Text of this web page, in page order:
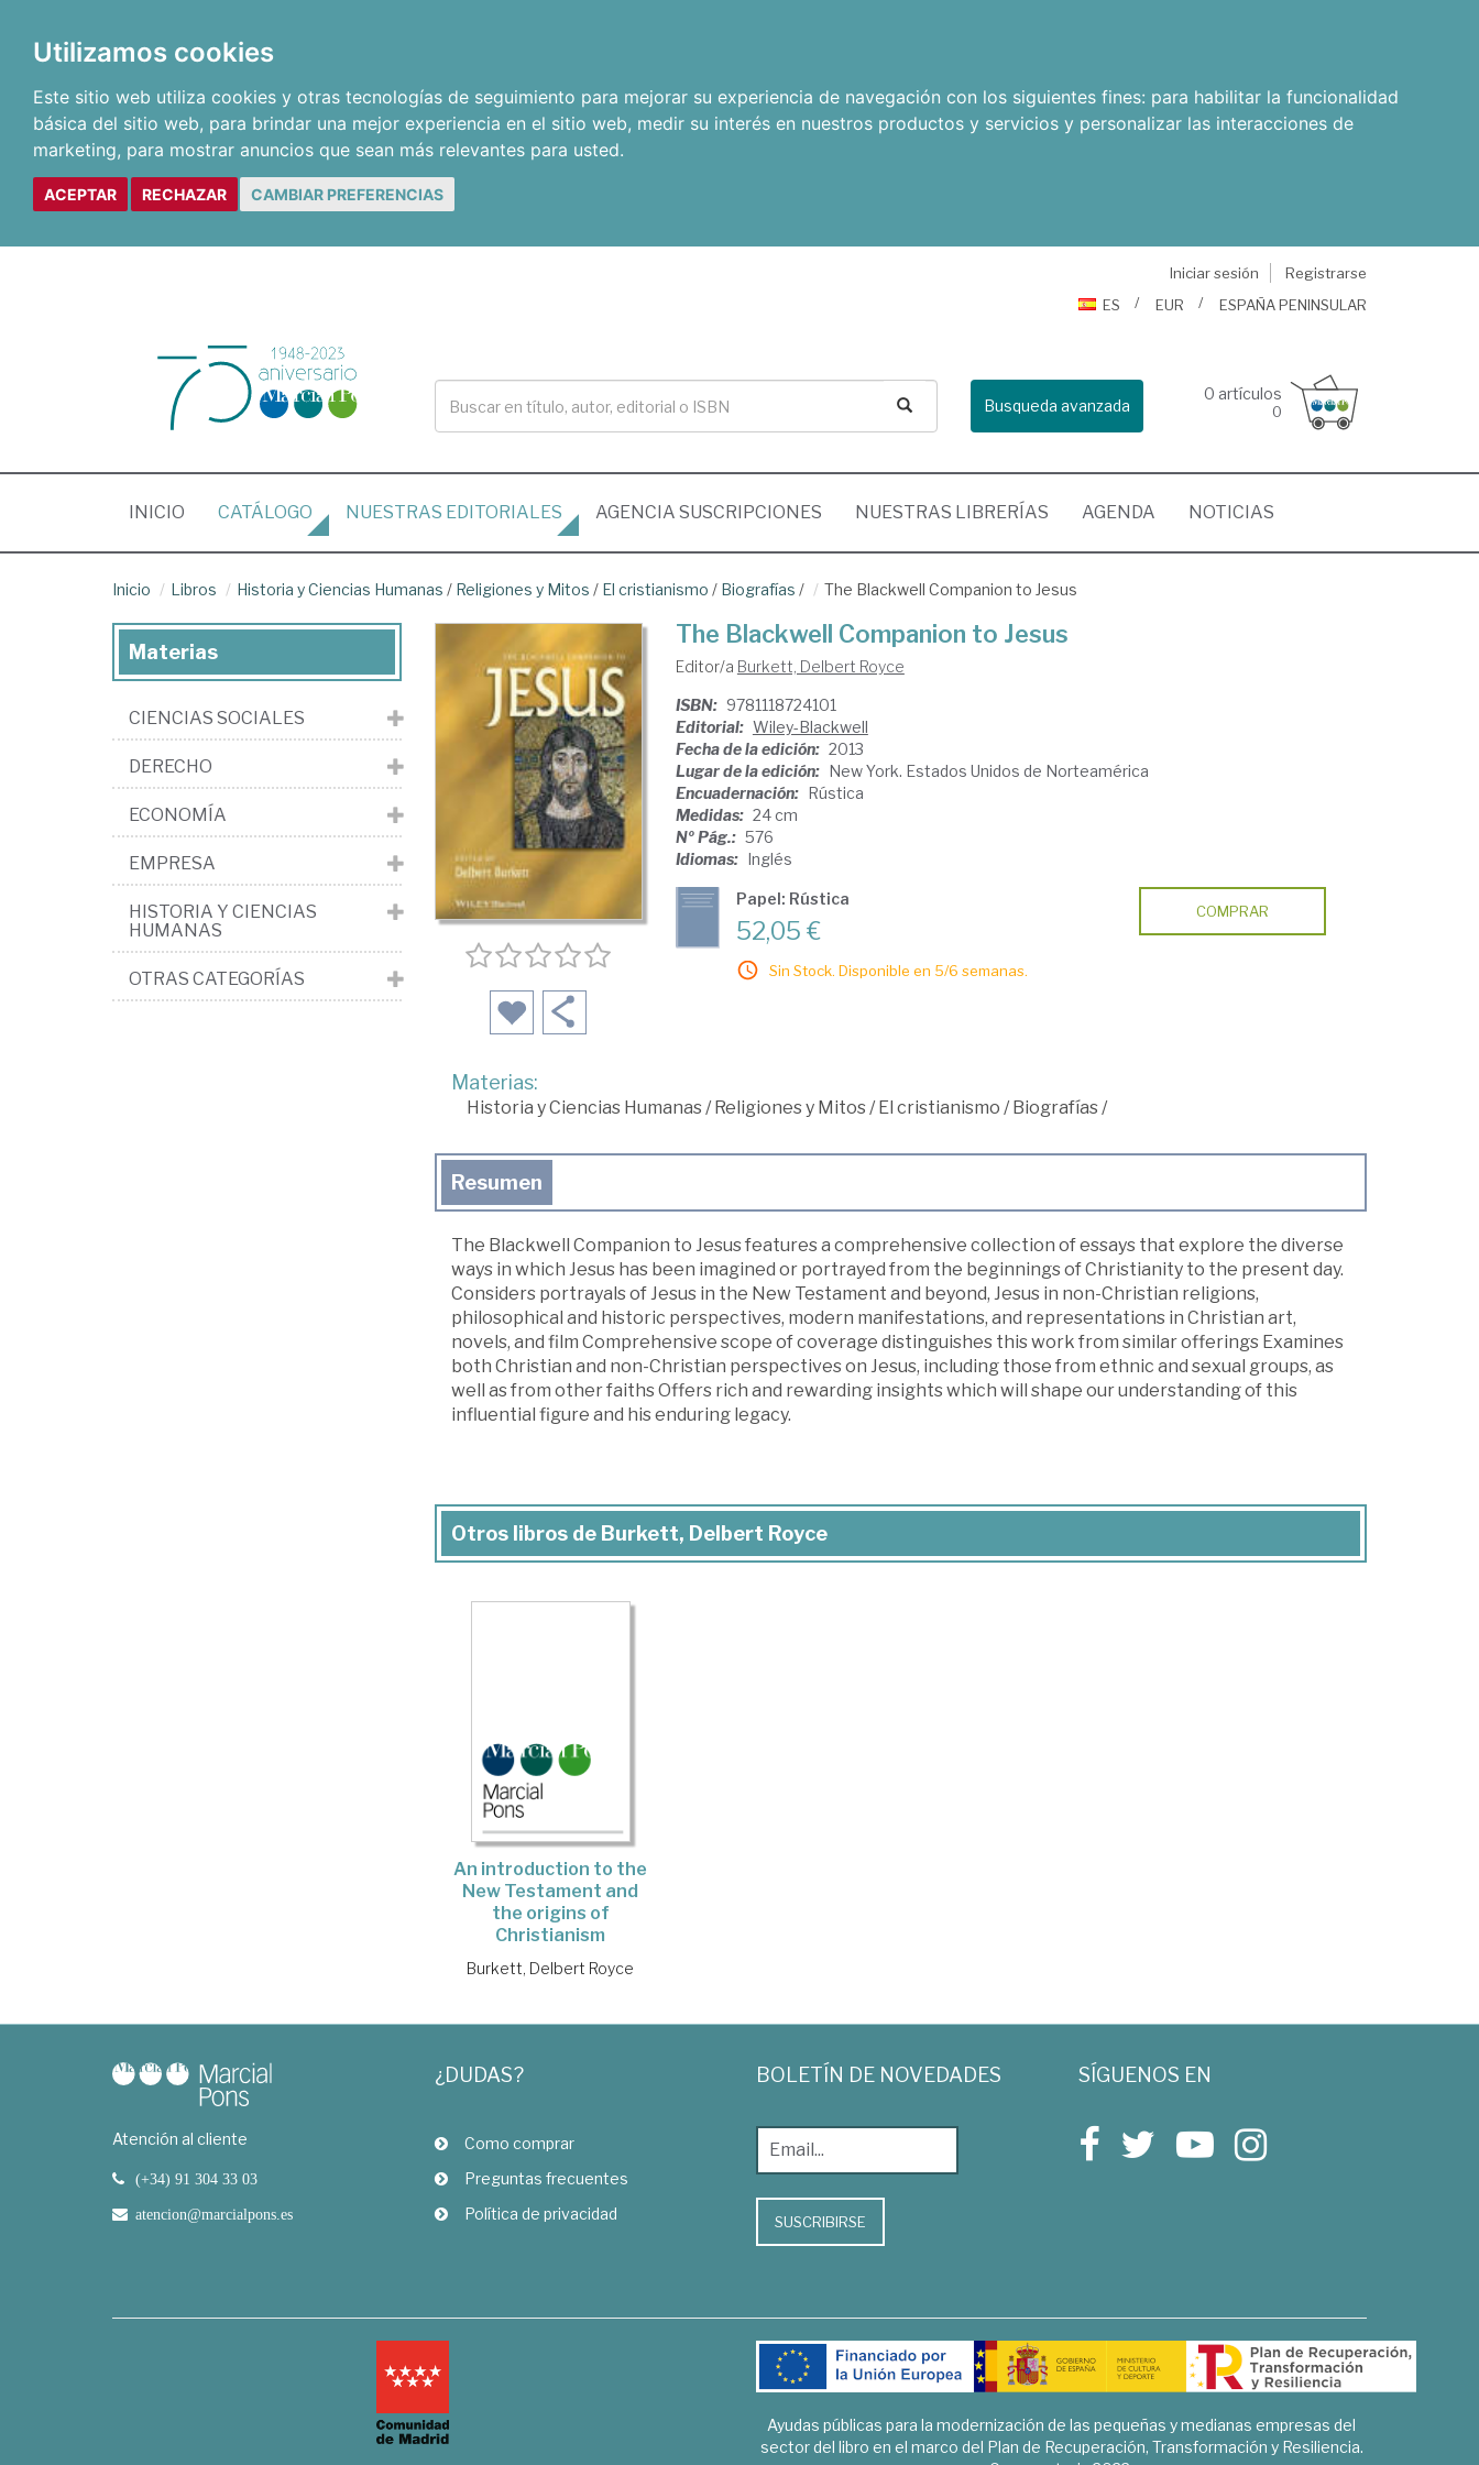
Utilizamos cookies
Este sitio web utiliza cookies y otras tecnologías de seguimiento para mejorar su experiencia de navegación con los siguientes fines: para habilitar la funcionalidad
básica del sitio web, para brindar una mejor experiencia en el sitio web, medir su interés en nuestros productos y servicios y personalizar las interacciones de
marketing, para mostrar anuncios que sean más relevantes para usted.
ACEPTAR RECHAZAR CAMBIAR PREFERENCIAS
Iniciar sesión
Registrarse
ES
EUR ESPAÑA PENINSULAR
Busqueda avanzada
0 artículos
0
INICIO (CURRENT)
CATÁLOGO NUESTRAS EDITORIALES AGENCIA SUSCRIPCIONES NUESTRAS LIBRERÍAS AGENDA NOTICIAS
Inicio Libros Historia y Ciencias Humanas / Religiones y Mitos / El cristianismo / Biografías / The Blackwell Companion to Jesus
The Blackwell Companion to Jesus
Editor/a Burkett, Delbert Royce
ISBN: 9781118724101
Editorial: Wiley-Blackwell
Fecha de la edición: 2013
Lugar de la edición: New York. Estados Unidos de Norteamérica
Encuadernación: Rústica
Medidas: 24 cm
Nº Pág.: 576
Idiomas: Inglés
Papel: Rústica
52,05 €
Sin Stock. Disponible en 5/6 semanas.
COMPRAR
Materias:
Historia y Ciencias Humanas/ Religiones y Mitos/ El cristianismo / Biografías/
Resumen
The Blackwell Companion to Jesus features a comprehensive collection of essays that explore the diverse
ways in which Jesus has been imagined or portrayed from the beginnings of Christianity to the present day.
Considers portrayals of Jesus in the New Testament and beyond, Jesus in non-Christian religions,
philosophical and historic perspectives, modern manifestations, and representations in Christian art,
novels, and film Comprehensive scope of coverage distinguishes this work from similar offerings Examines
both Christian and non-Christian perspectives on Jesus, including those from ethnic and sexual groups, as
well as from other faiths Offers rich and rewarding insights which will shape our understanding of this
influential figure and his enduring legacy.
Otros libros de Burkett, Delbert Royce
An introduction to the
New Testament and
the origins of
Christianism
Burkett, Delbert Royce
Materias
CIENCIAS SOCIALES
DERECHO
ECONOMÍA
EMPRESA
HISTORIA Y CIENCIAS
HUMANAS
OTRAS CATEGORÍAS
Atención al cliente
(+34) 91 304 33 03
atencion@marcialpons.es
¿DUDAS?
Como comprar
Preguntas frecuentes
Política de privacidad
BOLETÍN DE NOVEDADES
SUSCRIBIRSE
SÍGUENOS EN
Ayudas públicas para la modernización de las pequeñas y medianas empresas del
sector del libro en el marco del Plan de Recuperación, Transformación y Resiliencia.